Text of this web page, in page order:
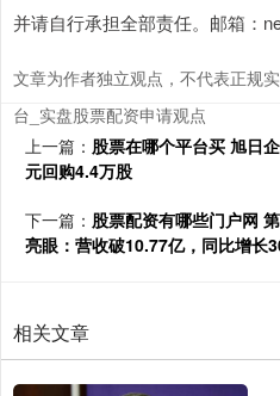
并请自行承担全部责任。邮箱：
文章为作者独立观点，不代表正规
台_实盘股票配资申请观点
上一篇： 股票在哪个平台买 旭日
元回购4.4万股
下一篇： 股票配资有哪些门户网
亮眼：营收破10.77亿，同比增长
相关文章